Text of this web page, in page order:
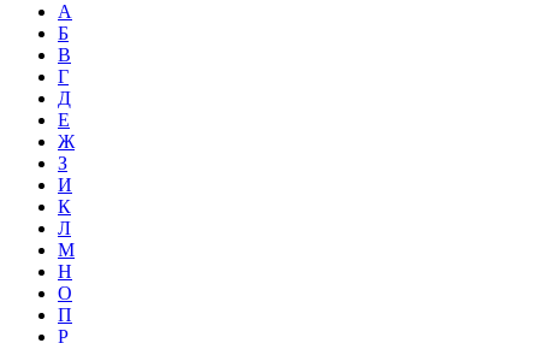
А
Б
В
Г
Д
Е
Ж
З
И
К
Л
М
Н
О
П
Р